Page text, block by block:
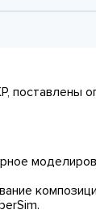
поставлены